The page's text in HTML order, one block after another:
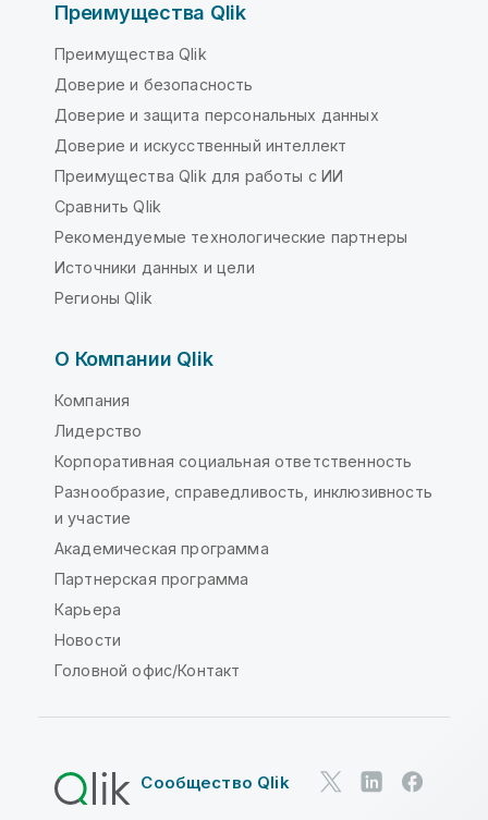
Преимущества Qlik
Преимущества Qlik
Доверие и безопасность
Доверие и защита персональных данных
Доверие и искусственный интеллект
Преимущества Qlik для работы с ИИ
Сравнить Qlik
Рекомендуемые технологические партнеры
Источники данных и цели
Регионы Qlik
О Компании Qlik
Компания
Лидерство
Корпоративная социальная ответственность
Разнообразие, справедливость, инклюзивность
и участие
Академическая программа
Партнерская программа
Карьера
Новости
Головной офис/Контакт
Сообщество Qlik